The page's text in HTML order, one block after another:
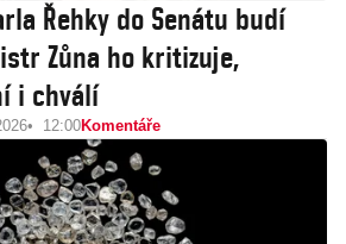
Řehky do Senátu budí
Zůna ho kritizuje,
i chválí
12:00Komentáře